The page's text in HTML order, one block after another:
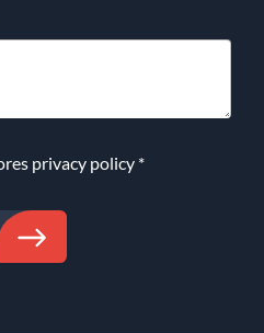
privacy policy *